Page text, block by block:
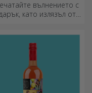
вълнението с
като излязъл от
текст правят силно
впечатление на всеки,
който ги получи като
подарък.